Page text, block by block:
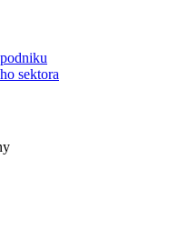
sektora